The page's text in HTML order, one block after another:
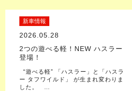
新車情報
2026.05.28
2つの遊べる軽！NEW ハスラー
登場！
“遊べる軽” 「ハスラー」と「ハスラ
ー タフワイルド」 が生まれ変わりま
した。 …